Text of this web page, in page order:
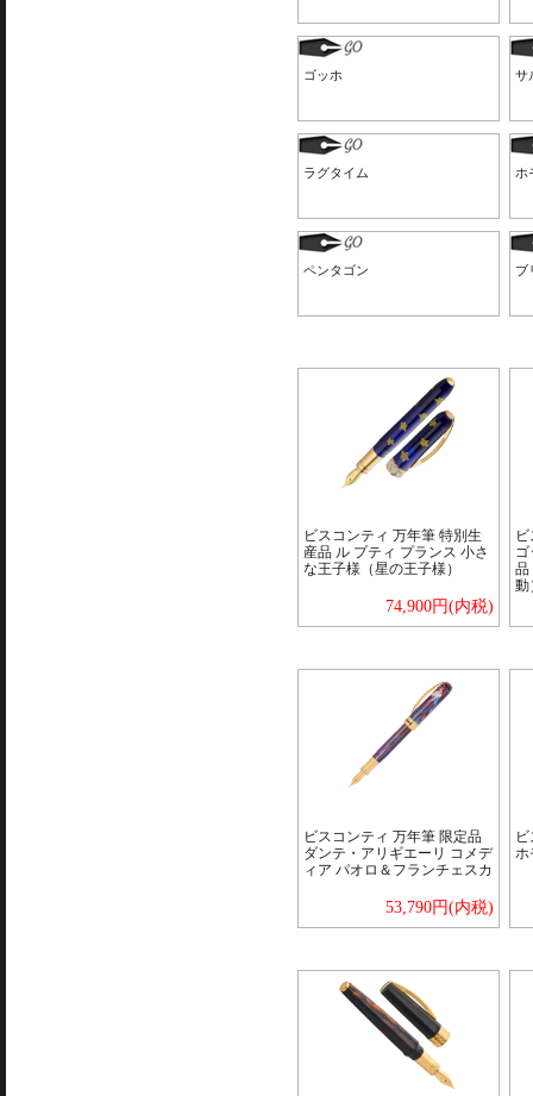
ゴッホ サ
ラグタイム ホ
ペンタゴン ブ
ビスコンティ 万年筆 特別生
産品 ル プティ プランス 小さ
な王子様（星の王子様）
74,900円(内税)
ゴ
品
動
ビスコンティ 万年筆 限定品
ダンテ・アリギエーリ コメデ
ィア パオロ＆フランチェスカ
53,790円(内税)
ホ